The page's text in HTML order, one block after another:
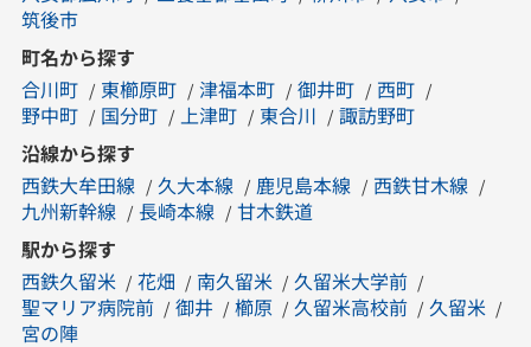
筑後市
町名から探す
合川町
東櫛原町 津福本町 御井町
西町
野中町
国分町 上津町 東合川
諏訪野町
沿線から探す
西鉄大牟田線
久大本線 鹿児島本線
西鉄甘木線
九州新幹線
長崎本線
甘木鉄道
駅から探す
西鉄久留米
花畑 南久留米
久留米大学前
聖マリア病院前
御井 櫛原 久留米高校前
久留米
宮の陣